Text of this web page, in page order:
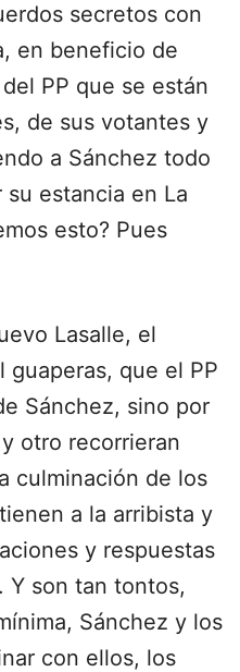
secretos con
en beneficio de
PP que se están
de sus votantes y
a Sánchez todo
estancia en La
esto? Pues
Lasalle, el
que el PP
Sánchez, sino por
otro recorrieran
culminación de los
a la arribista y
y respuestas
Y son tan tontos,
Sánchez y los
con ellos, los